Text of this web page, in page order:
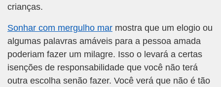
crianças.
Sonhar com mergulho mar mostra que um elogio ou
algumas palavras amáveis para a pessoa amada
poderiam fazer um milagre. Isso o levará a certas
isenções de responsabilidade que você não terá
outra escolha senão fazer. Você verá que não é tão